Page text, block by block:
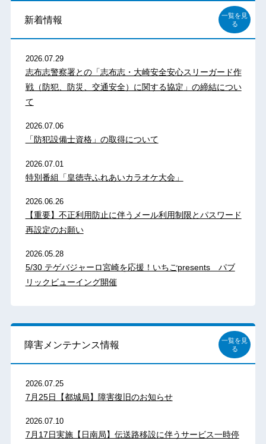
新着情報
一覧を見
る
2026.07.29
志布志警察署との「志布志・大崎安全安心スリーガード作
戦（防犯、防災、交通安全）に関する協定」の締結につい
て
2026.07.06
「防犯設備士資格」の取得について
2026.07.01
特別番組「皇徳寺ふれあいカラオケ大会」
2026.06.26
【重要】不正利用防止に伴うメール利用制限とパスワード
再設定のお願い
2026.05.28
5/30 テゲバジャーロ宮崎を応援！いちごpresents パブ
リックビューイング開催
障害メンテナンス情報
一覧を見
る
2026.07.25
7月25日【都城局】障害復旧のお知らせ
2026.07.10
7月17日実施【日南局】伝送路移設に伴うサービス一時停